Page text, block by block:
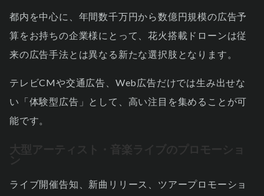
都内を中心に、年間数千万円から数億円規模の広告予
算をお持ちの企業様にとって、花火搭載ドローンは従
来の広告手法とは異なる新たな選択肢となります。
テレビCMや交通広告、Web広告だけでは生み出せな
い「体験型広告」として、高い注目を集めることが可
能です。
大型アーティスト・音楽ライブのプロモーショ
ン
ライブ開催告知、新曲リリース、ツアープロモーショ